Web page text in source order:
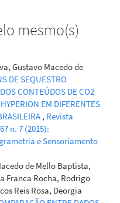
Moura Pires, Andrea da
Bahia: potencialidades,
Revista de Direito
e277.
Bento-Gonçalves,
Sensing in the Last
Forests, 12(5),
mesmo(s)
Gustavo Macedo de
DE SEQUESTRO
CONTEÚDOS DE CO2
EM DIFERENTES
, Revista
n. 7 (2015):
e Sensoriamento
de Mello Baptista,
Franca Rocha, Rodrigo
Reis Rosa, Deorgia